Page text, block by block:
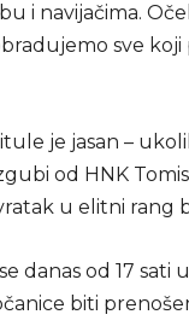
i navijačima.
sve koji
je jasan –
od HNK
u elitni rang
danas od 17
biti